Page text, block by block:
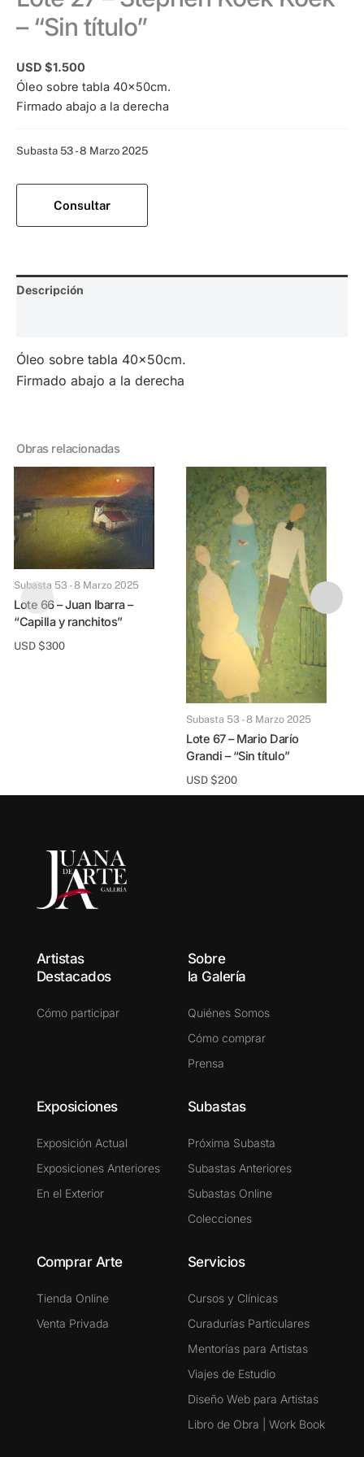
– “Sin título”
USD $1.500
Óleo sobre tabla 40x50cm.
Firmado abajo a la derecha
Subasta 53 - 8 Marzo 2025
Consultar
Descripción
Óleo sobre tabla 40x50cm.
Firmado abajo a la derecha
Obras relacionadas
Subasta 53 - 8 Marzo 2025
Lote 66 – Juan Ibarra –
“Capilla y ranchitos”
USD $300
Subasta 53 - 8 Marzo 2025
Lote 67 – Mario Darío
Grandi – “Sin título”
USD $200
Artistas
Destacados
Cómo participar
Sobre
la Galería
Quiénes Somos
Cómo comprar
Prensa
Exposiciones
Exposición Actual
Exposiciones Anteriores
En el Exterior
Subastas
Próxima Subasta
Subastas Anteriores
Subastas Online
Colecciones
Comprar Arte
Tienda Online
Venta Privada
Servicios
Cursos y Clínicas
Curadurías Particulares
Mentorías para Artistas
Viajes de Estudio
Diseño Web para Artistas
Libro de Obra | Work Book